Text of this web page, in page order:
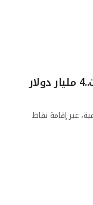
قيمة الصادرات المغربية من السيارات..4 مليار دولار
عبر إقامة نقاط